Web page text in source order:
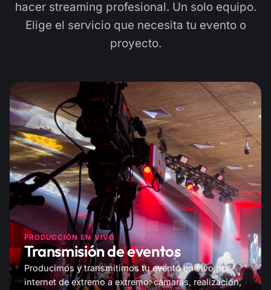
hacer streaming profesional. Un solo equipo.
Elige el servicio que necesita tu evento o
proyecto.
PRODUCCIÓN EN VIVO
Transmisión de eventos
Producimos y transmitimos tu evento en vivo por
internet de extremo a extremo: cámaras, realización,